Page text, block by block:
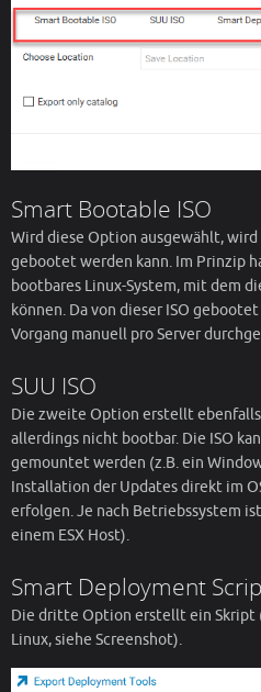
Smart Bootable ISO
Wird diese Option ausgewählt,
gebootet werden kann. Im Prinzip
bootbares Linux-System, mit dem
können. Da von dieser ISO
Vorgang manuell pro Server
SUU ISO
Die zweite Option erstellt
allerdings nicht bootbar. Die ISO
gemountet werden (z.B. ein
Installation der Updates direkt im
erfolgen. Je nach Betriebssystem
einem ESX Host).
Smart Deployment
Die dritte Option erstellt ein Skript
Linux, siehe Screenshot).